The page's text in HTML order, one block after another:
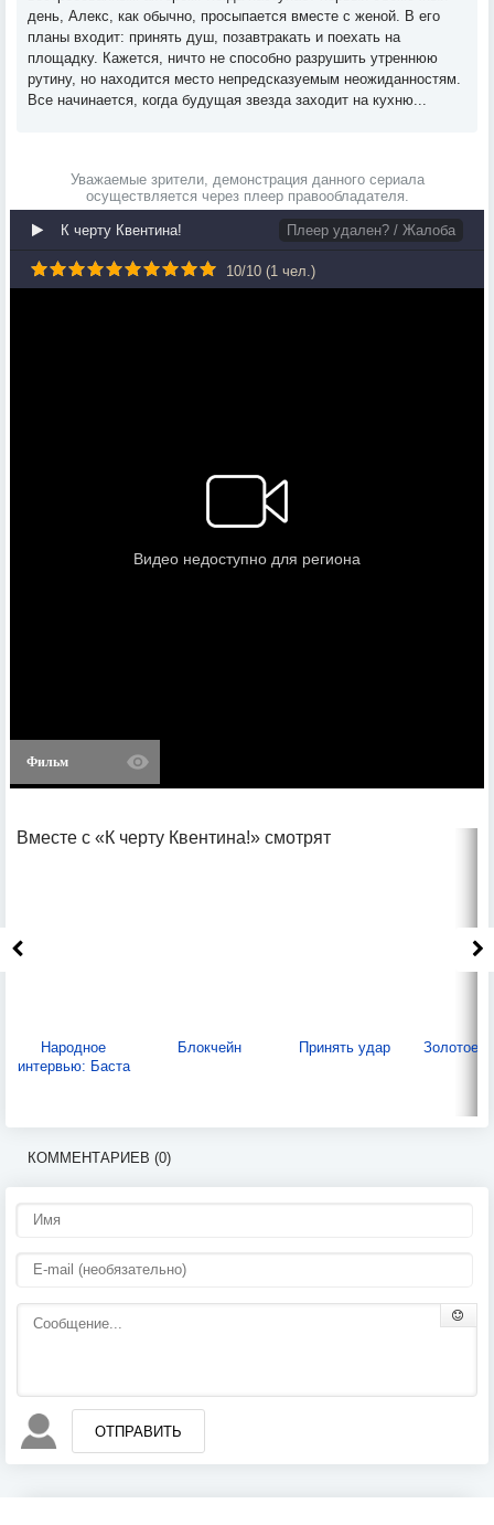
день, Алекс, как обычно, просыпается вместе с женой. В его
планы входит: принять душ, позавтракать и поехать на
площадку. Кажется, ничто не способно разрушить утреннюю
рутину, но находится место непредсказуемым неожиданностям.
Все начинается, когда будущая звезда заходит на кухню...
Уважаемые зрители, демонстрация данного сериала
осуществляется через плеер правообладателя.
К черту Квентина! Плеер удален? / Жалоба
10/10 (1 чел.)
Фильм
Вместе с «К черту Квентина!» смотрят
Народное
интервью: Баста
Блокчейн Принять удар Золотое
КОММЕНТАРИЕВ (0)
ОТПРАВИТЬ